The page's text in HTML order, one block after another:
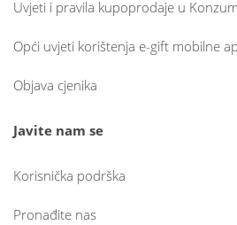
Uvjeti i pravila kupoprodaje u
Opći uvjeti korištenja e-gift mobilne
Objava cjenika
Javite nam se
Korisnička podrška
Pronađite nas